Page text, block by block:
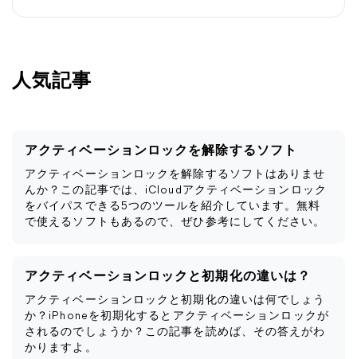
人気記事
アクティベーションロックを解除するソフト
アクティベーションロックを解除するソフトはありませ
んか？この記事では、iCloudアクティベーションロック
をバイパスできる5つのツールを紹介しています。無料
で使えるソフトもあるので、ぜひ参考にしてください。
アクティベーションロックと初期化の違いは？
アクティベーションロックと初期化の違いは何でしょう
か？iPhoneを初期化するとアクティベーションロックが
されるのでしょうか？この記事を読めば、その答えがわ
かりますよ。